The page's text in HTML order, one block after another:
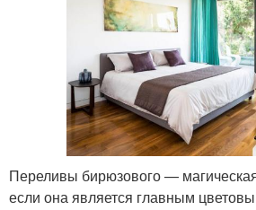
Переливы бирюзового —
если она является главным